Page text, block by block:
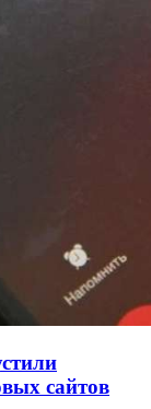
стартует
пройдёт
народов
сайтов